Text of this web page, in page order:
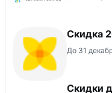
​Скидка
До 31
Скидки